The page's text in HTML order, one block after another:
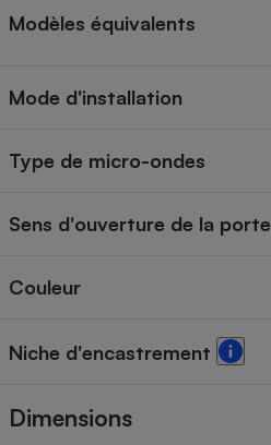
Modèles équivalents
Mode d'installation
Type de micro-ondes
Sens d'ouverture de la porte
Couleur
Niche d'encastrement
Dimensions